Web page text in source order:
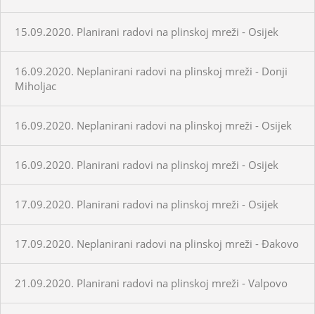
15.09.2020. Planirani radovi na plinskoj mreži - Osijek
16.09.2020. Neplanirani radovi na plinskoj mreži - Donji
Miholjac
16.09.2020. Neplanirani radovi na plinskoj mreži - Osijek
16.09.2020. Planirani radovi na plinskoj mreži - Osijek
17.09.2020. Planirani radovi na plinskoj mreži - Osijek
17.09.2020. Neplanirani radovi na plinskoj mreži - Đakovo
21.09.2020. Planirani radovi na plinskoj mreži - Valpovo